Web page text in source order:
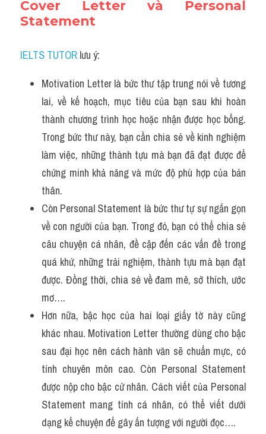
Cover Letter và Personal
Statement
IELTS TUTOR lưu ý:
Motivation Letter là bức thư tập trung nói về tương
lai, về kế hoạch, mục tiêu của bạn sau khi hoàn
thành chương trình học hoặc nhận được học bổng.
Trong bức thư này, bạn cần chia sẻ về kinh nghiệm
làm việc, những thành tựu mà bạn đã đạt được để
chứng minh khả năng và mức độ phù hợp của bản
thân.
Còn Personal Statement là bức thư tự sự ngắn gọn
về con người của bạn. Trong đó, bạn có thể chia sẻ
câu chuyện cá nhân, đề cập đến các vấn đề trong
quá khứ, những trải nghiệm, thành tựu mà bạn đạt
được. Đồng thời, chia sẻ về đam mê, sở thích, ước
mơ….
Hơn nữa, bậc học của hai loại giấy tờ này cũng
khác nhau. Motivation Letter thường dùng cho bậc
sau đại học nên cách hành văn sẽ chuẩn mực, có
tính chuyên môn cao. Còn Personal Statement
được nộp cho bậc cử nhân. Cách viết của Personal
Statement mang tính cá nhân, có thể viết dưới
dạng kể chuyện để gây ấn tượng với người đọc….